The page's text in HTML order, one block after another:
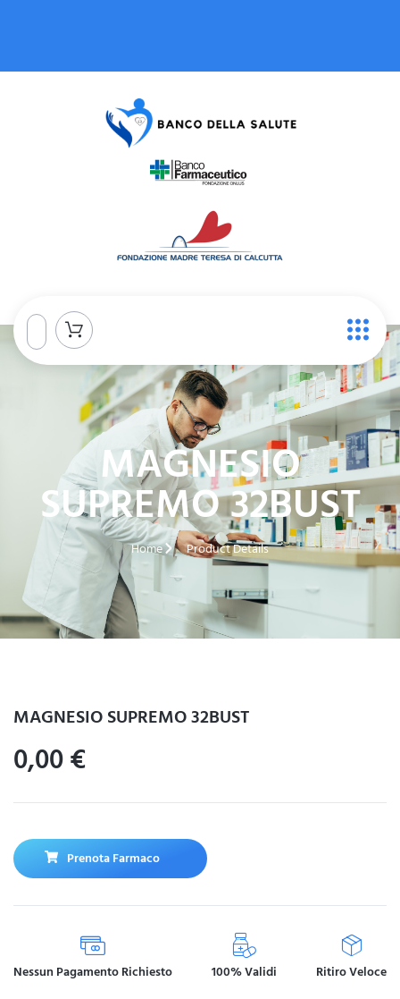
MAGNESIO
SUPREMO 32BUST
Home Product Details
MAGNESIO SUPREMO 32BUST
0,00€
Prenota Farmaco
Nessun Pagamento Richiesto 100% Validi Ritiro Veloce